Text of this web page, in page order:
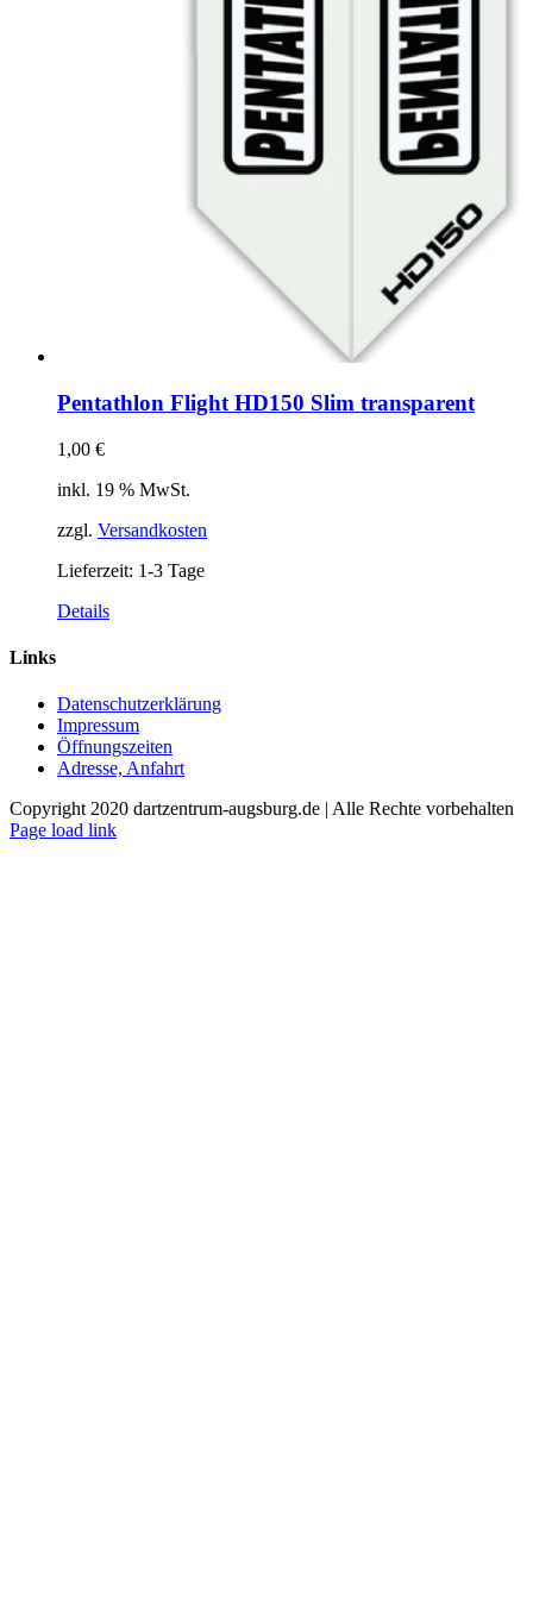
Pentathlon Flight HD150 Slim transparent
1,00 €
inkl. 19 % MwSt.
zzgl. Versandkosten
Lieferzeit: 1-3 Tage
Details
Links
Datenschutzerklärung
Impressum
Öffnungszeiten
Adresse, Anfahrt
Copyright 2020 dartzentrum-augsburg.de | Alle Rechte vorbehalten
Facebook
Instagram
YouTube
Page load link